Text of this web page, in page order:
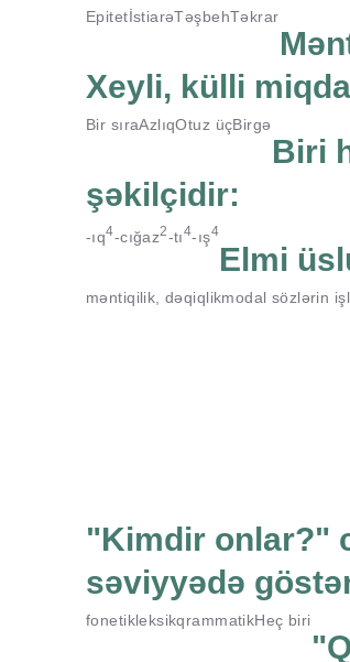
EpitetİstiarəTəşbehTəkrar
Xeyli, külli
Bir sıraAzlıqOtuz üçBirgə
Biri
şəkilçidir:
-ıq4-cığaz2-tı4-ış4
Elmi
məntiqilik, dəqiqlikmodal sözlərin
"Kimdir onlar?"
səviyyədə
fonetikleksikqrammatikHeç biri